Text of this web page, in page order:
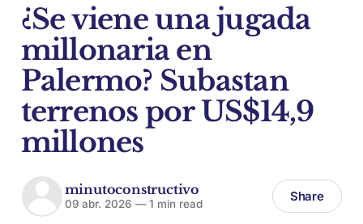
¿Se viene una jugada
millonaria en
Palermo? Subastan
terrenos por US$14,9
millones
minutoconstructivo
09 abr. 2026 —1 min read Share